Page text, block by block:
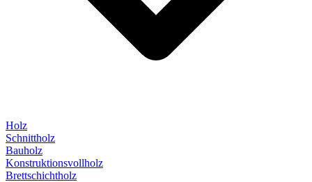
Holz
Schnittholz
Bauholz
Konstruktionsvollholz
Brettschichtholz